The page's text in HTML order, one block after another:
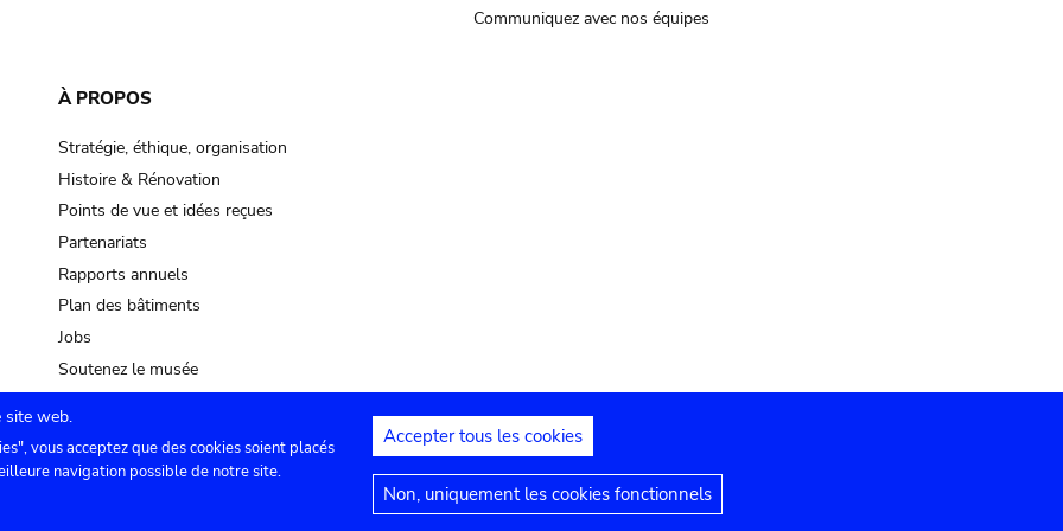
Communiquez avec nos équipes
À PROPOS
Stratégie, éthique, organisation
Histoire & Rénovation
Points de vue et idées reçues
Partenariats
Rapports annuels
Plan des bâtiments
Jobs
Soutenez le musée
Contact Paramètres de confidentialité Mentions juridiques Déclaration d'accessibilité
site web.
vous acceptez que des cookies soient placés
navigation possible de notre site.
Accepter tous les cookies
Non, uniquement les cookies fonctionnels